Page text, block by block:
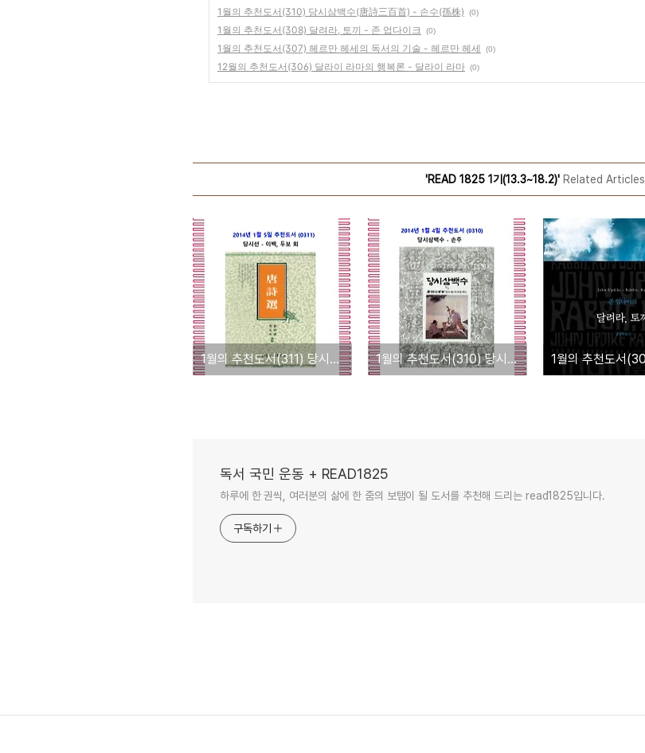
1월의 추천도서(310) 당시삼백수(唐詩三百首) - 손수(孫株) (0)
1월의 추천도서(308) 달려라, 토끼 - 존 업다이크 (0)
1월의 추천도서(307) 헤르만 헤세의 독서의 기술 - 헤르만 헤세 (0)
12월의 추천도서(306) 달라이 라마의 행복론 - 달라이 라마 (0)
'READ 1825 1기(13.3~18.2)' Related Articles
1월의 추천도서(311) 당시선(唐詩選) - 이병한, 이영주 1월의 추천도서(310) 당시삼백수(唐詩三百首) - 손수(孫株)
독서 국민 운동 + READ1825
하루에 한 권씩, 여러분의 삶에 한 줌의 보탬이 될 도서를 추천해 드리는 read1825입니다.
구독하기